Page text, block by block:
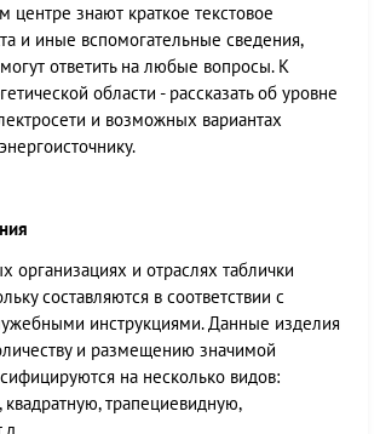
центре знают краткое текстовое
и иные вспомогательные сведения,
ответить на любые вопросы. К
области - рассказать об уровне
и возможных вариантах
организациях и отраслях таблички
составляются в соответствии с
инструкциями. Данные изделия
и размещению значимой
на несколько видов:
трапециевидную,